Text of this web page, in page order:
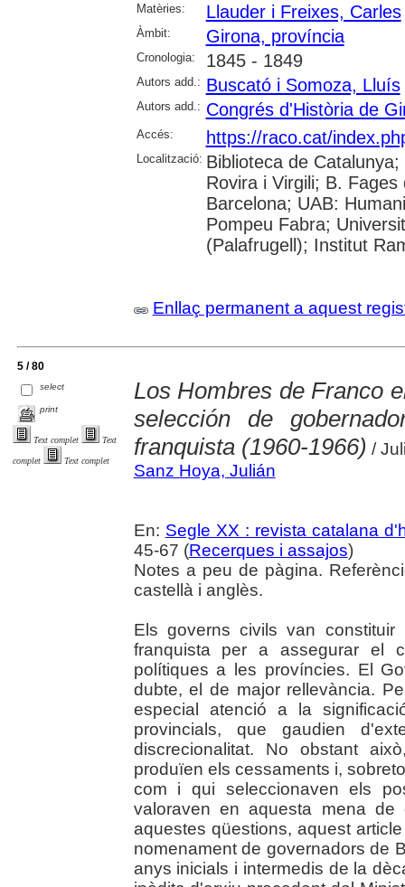
Matèries:
Llauder i Freixes, Carles
Àmbit: Girona, província
Cronologia: 1845 - 1849
Autors add.: Buscató i Somoza, Lluís
Autors add.: Congrés d'Història de
Accés: https://raco.cat/
Localització: Biblioteca de
Rovira i Virgili; B.
Barcelona; UAB:
Pompeu Fabra;
(Palafrugell); Institut
Enllaç permanent a aquest
5 / 80
select
print
Text complet Text
complet Text complet
Los Hombres de Franco
selección de
franquista (1960-1966) /
Sanz Hoya, Julián
En: Segle XX : revista catalana
45-67 (Recerques i assajos)
Notes a peu de pàgina.
castellà i anglès.
Els governs civils van
franquista per a assegurar el
polítiques a les províncies. El
dubte, el de major rellevància.
especial atenció a la
provincials, que gaudien
discrecionalitat. No obstant
produïen els cessaments i,
com i qui seleccionaven els
valoraven en aquesta mena de
aquestes qüestions, aquest
nomenament de governadors de
anys inicials i intermedis de la